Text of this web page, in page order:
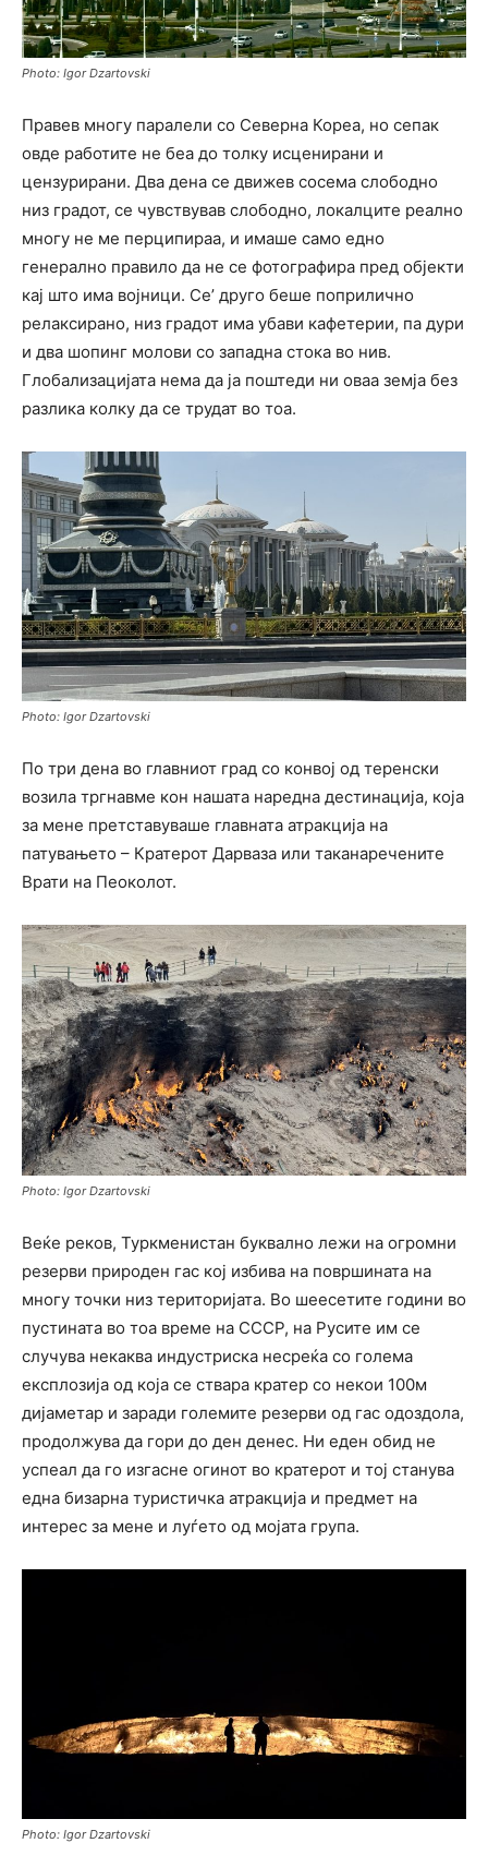
Photo: Igor Dzartovski
Правев многу паралели со Северна Кореа, но сепак
овде работите не беа до толку исценирани и
цензурирани. Два дена се движев сосема слободно
низ градот, се чувствував слободно, локалците реално
многу не ме перципираа, и имаше само едно
генерално правило да не се фотографира пред објекти
кај што има војници. Се’ друго беше поприлично
релаксирано, низ градот има убави кафетерии, па дури
и два шопинг молови со западна стока во нив.
Глобализацијата нема да ја поштеди ни оваа земја без
разлика колку да се трудат во тоа.
Photo: Igor Dzartovski
По три дена во главниот град со конвој од теренски
возила тргнавме кон нашата наредна дестинација, која
за мене претставуваше главната атракција на
патувањето – Кратерот Дарваза или таканаречените
Врати на Пеоколот.
Photo: Igor Dzartovski
Веќе реков, Туркменистан буквално лежи на огромни
резерви природен гас кој избива на површината на
многу точки низ територијата. Во шеесетите години во
пустината во тоа време на СССР, на Русите им се
случува некаква индустриска несреќа со голема
експлозија од која се ствара кратер со некои 100м
дијаметар и заради големите резерви од гас одоздола,
продолжува да гори до ден денес. Ни еден обид не
успеал да го изгасне огинот во кратерот и тој станува
една бизарна туристичка атракција и предмет на
интерес за мене и луѓето од мојата група.
Photo: Igor Dzartovski